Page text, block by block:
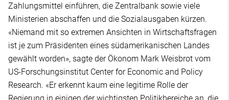
Zahlungsmittel einführen, die Zentralbank sowie viele
Ministerien abschaffen und die Sozialausgaben kürzen.
«Niemand mit so extremen Ansichten in Wirtschaftsfragen
ist je zum Präsidenten eines südamerikanischen Landes
gewählt worden», sagte der Ökonom Mark Weisbrot vom
US-Forschungsinstitut Center for Economic and Policy
Research. «Er erkennt kaum eine legitime Rolle der